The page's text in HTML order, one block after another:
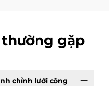
gặp
chỉnh lưới công